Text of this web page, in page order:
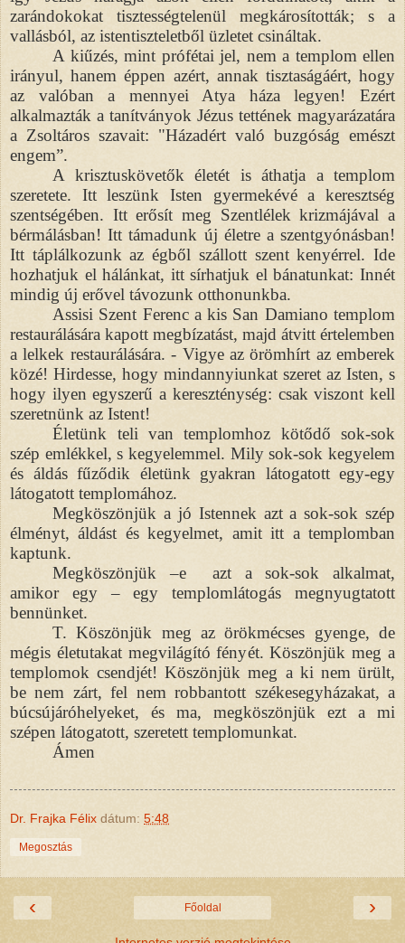
zarándokokat tisztességtelenül megkárosították; s a
vallásból, az istentiszteletből üzletet csináltak.
A kiűzés, mint prófétai jel, nem a templom ellen
irányul, hanem éppen azért, annak tisztaságáért, hogy
az valóban a mennyei Atya háza legyen! Ezért
alkalmazták a tanítványok Jézus tettének magyarázatára
a Zsoltáros szavait: "Házadért való buzgóság emészt
engem”.
A krisztuskövetők életét is áthatja a templom
szeretete. Itt leszünk Isten gyermekévé a keresztség
szentségében. Itt erősít meg Szentlélek krizmájával a
bérmálásban! Itt támadunk új életre a szentgyónásban!
Itt táplálkozunk az égből szállott szent kenyérrel. Ide
hozhatjuk el hálánkat, itt sírhatjuk el bánatunkat: Innét
mindig új erővel távozunk otthonunkba.
Assisi Szent Ferenc a kis San Damiano templom
restaurálására kapott megbízatást, majd átvitt értelemben
a lelkek restaurálására. - Vigye az örömhírt az emberek
közé! Hirdesse, hogy mindannyiunkat szeret az Isten, s
hogy ilyen egyszerű a kereszténység: csak viszont kell
szeretnünk az Istent!
Életünk teli van templomhoz kötődő sok-sok
szép emlékkel, s kegyelemmel. Mily sok-sok kegyelem
és áldás fűződik életünk gyakran látogatott egy-egy
látogatott templomához.
Megköszönjük a jó Istennek azt a sok-sok szép
élményt, áldást és kegyelmet, amit itt a templomban
kaptunk.
Megköszönjük –e
azt a sok-sok alkalmat,
amikor egy – egy templomlátogás megnyugtatott
bennünket.
T. Köszönjük meg az örökmécses gyenge, de
mégis életutakat megvilágító fényét. Köszönjük meg a
templomok csendjét! Köszönjük meg a ki nem ürült,
be nem zárt, fel nem robbantott székesegyházakat, a
búcsújáróhelyeket, és ma, megköszönjük ezt a mi
szépen látogatott, szeretett templomunkat.
Ámen
Dr. Frajka Félix dátum: 5:48
Megosztás
‹ ›
Főoldal